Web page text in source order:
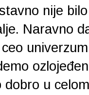
nije
Naravno
dobro u